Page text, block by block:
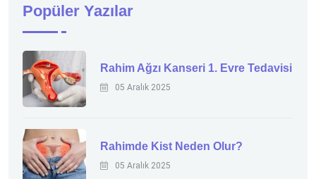
Popüler Yazılar
Rahim Ağzı Kanseri 1. Evre Tedavisi
05 Aralık 2025
Rahimde Kist Neden Olur?
05 Aralık 2025